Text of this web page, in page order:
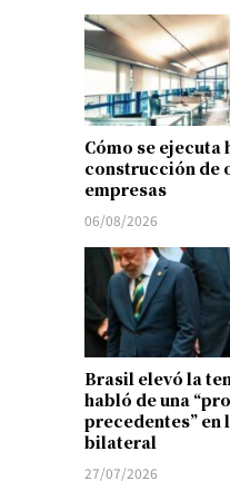
Cómo se ejecuta
construcción de
empresas
06/08/2026
Brasil elevó la
habló de una
precedentes” en
bilateral
27/07/2026